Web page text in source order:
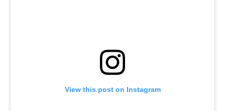
View this post on Instagram